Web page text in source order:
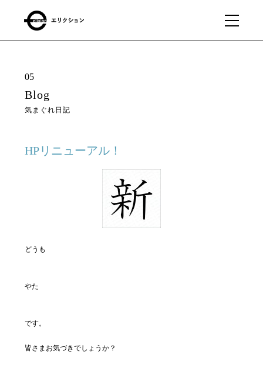
01
03
04
れ日記
05
Blog
気まぐれ日記
HPリニューアル！
どうも
やた
です。
皆さまお気づきでしょうか？